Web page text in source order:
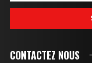
CONTACTEZ NOUS